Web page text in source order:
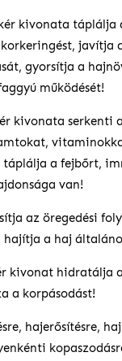
kivonata táplálja
javítja
gyorsítja a
működését!
kivonata serkenti
táplálja a fejbőrt,
van!
az öregedési
hajítja a haj
kivonat hidratálja
a korpásodást!
hajerősítésre,